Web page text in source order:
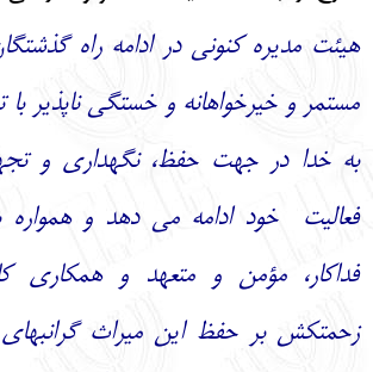
هیئت مدیره کنونی در ادامه راه
مستمر و خیرخواهانه و خستگی ناپذیر با
به خدا در جهت حفظ، نگهداری و
فعالیت خود ادامه می دهد و
فداکار، مؤمن و متعهد و همکاری
زحمتکش بر حفظ این میراث گرانبهای